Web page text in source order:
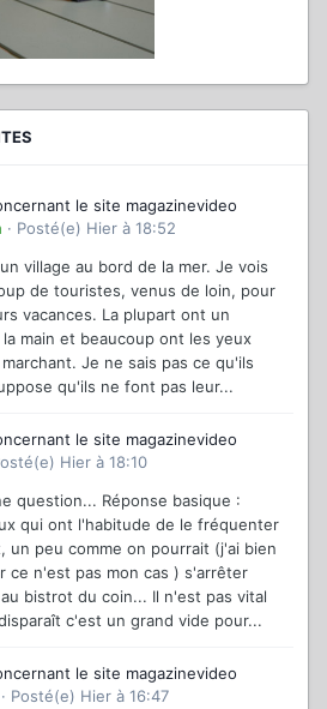
le site magazinevideo
· Posté(e) Hier à 18:52
village au bord de la mer. Je vois
de touristes, venus de loin, pour
vacances. La plupart ont un
main et beaucoup ont les yeux
Je ne sais pas ce qu'ils
qu'ils ne font pas leur...
le site magazinevideo
Hier à 18:10
question... Réponse basique :
qui ont l'habitude de le fréquenter
un peu comme on pourrait (j'ai bien
ce n'est pas mon cas ) s'arrêter
bistrot du coin... Il n'est pas vital
c'est un grand vide pour...
le site magazinevideo
· Posté(e) Hier à 16:47